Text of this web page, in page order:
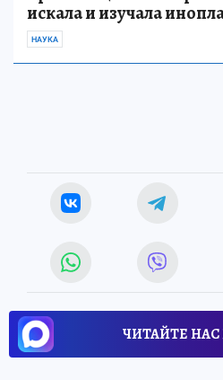
искала и изучала
НАУКА
ЧИТАЙТЕ НАС